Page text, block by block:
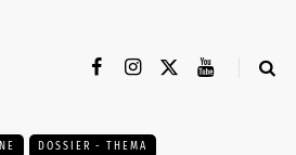
DOSSIER - THEMA